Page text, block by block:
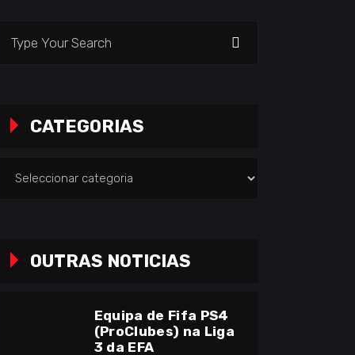
CATEGORIAS
OUTRAS NOTICIAS
Equipa de Fifa PS4
(ProClubes) na Liga
3 da EFA